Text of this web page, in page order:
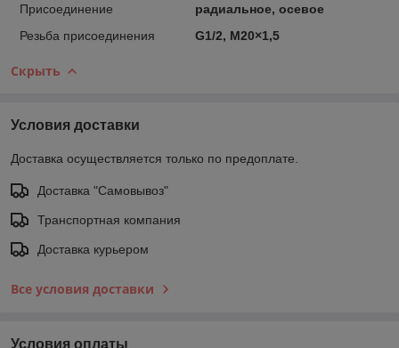
Присоединение
радиальное, осевое
Резьба присоединения
G1/2, M20×1,5
Скрыть
Условия доставки
Доставка осуществляется только по предоплате.
Доставка "Самовывоз"
Транспортная компания
Доставка курьером
Все условия доставки
Условия оплаты